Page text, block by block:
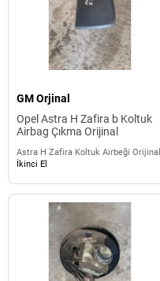
GM Orjinal
Opel Astra H Zafira b Koltuk
Airbag Çıkma Orijinal
Astra H Zafira Koltuk Airbeği Orijinal
İkinci El